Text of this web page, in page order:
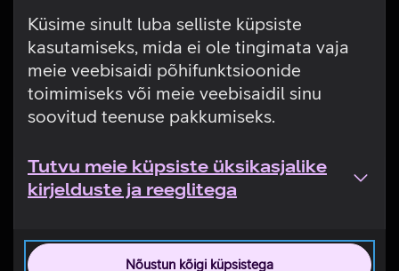
Küsime sinult luba selliste küpsiste
kasutamiseks, mida ei ole tingimata vaja
meie veebisaidi põhifunktsioonide
toimimiseks või meie veebisaidil sinu
soovitud teenuse pakkumiseks.
Tutvu meie küpsiste üksikasjalike
kirjelduste ja reeglitega
Nõustun kõigi küpsistega
Tehniline viga